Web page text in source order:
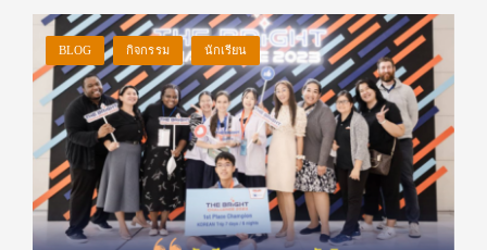
BLOG กิจกรรม นักเรียน